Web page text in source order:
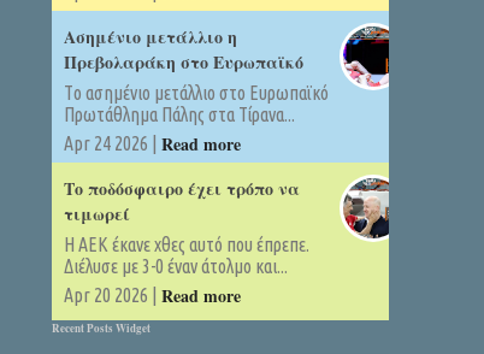
Ασημένιο μετάλλιο η
Πρεβολαράκη στο Ευρωπαϊκό
Tο ασημένιο μετάλλιο στο Ευρωπαϊκό
Πρωτάθλημα Πάλης στα Τίρανα...
Apr 24 2026 | Read more
Το ποδόσφαιρο έχει τρόπο να
τιμωρεί
Η ΑΕΚ έκανε χθες αυτό που έπρεπε.
Διέλυσε με 3-0 έναν άτολμο και...
Apr 20 2026 | Read more
Recent Posts Widget